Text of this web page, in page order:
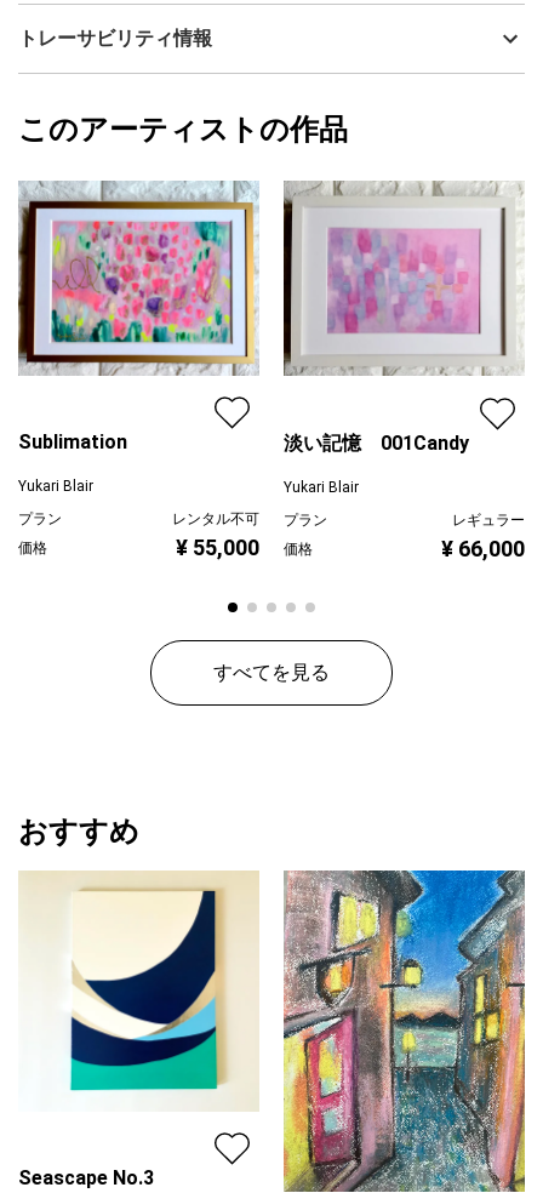
技法
クレヨン・鉛筆・ペン
カラー
青
ピンク
ジャンル
人物画
配送目安
二週間以内
な作品ですので場所をとらず机の上や棚の上などわずかなスペー
スにも飾ってお楽しみいただけます。
く鮮やかに再制作いたしました。
る場合がござきます。
※額の在庫状況により画像の額とは違う額になる場合がございま
す。
※反射防止のためアクリル板をはずして撮影しております。
Yukari Blair
フォローする
トレーサビリティ情報
Yukari Blair
このアーティストの作品
Sublimation
Yukari Blair
プラン
レンタル不可
価格
¥ 55,000
淡い記憶 001Candy
Yukari Blair
プラン
レギュラー
価格
¥ 66,000
すべてを見る
おすすめ
Seascape No.3